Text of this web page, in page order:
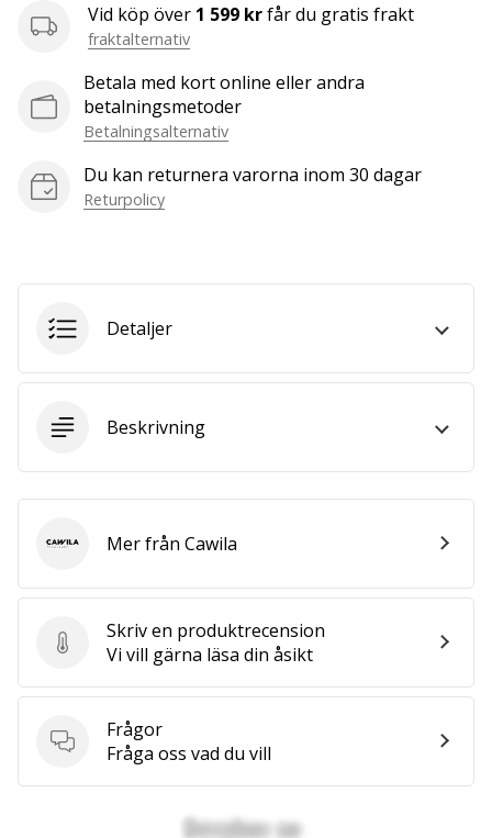
vårt…
Visa
artiklar
Vid köp över 1 599 krfår du gratis frakt
fraktalternativ
Betala med kort online eller andra
betalningsmetoder
Betalningsalternativ
Du kan returnera varorna inom 30 dagar
Returpolicy
Detaljer
Beskrivning
Skriv en produktrecension
Skriv en produktrecension
Vi vill gärna läsa din åsikt
Frågor
Frågor
Fråga oss vad du vill
CawilaMer från Cawila